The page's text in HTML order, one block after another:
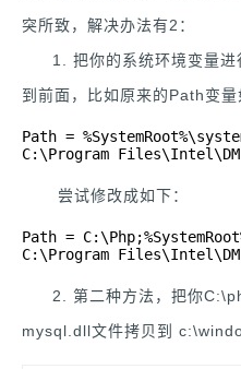
突所致，解决办法有2：
1. 把你的系统环境变量
到前面，比如原来的Path变量
Path =
C:\Program
尝试修改成如下：
Path =
C:\Program
2. 第二种方法，把你
mysql.dll文件拷贝到